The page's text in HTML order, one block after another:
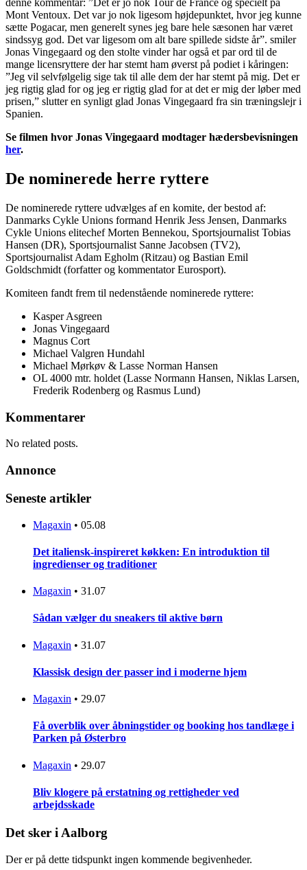
denne kommentar: ”Det er jo nok Tour de France og specielt på
Mont Ventoux. Det var jo nok ligesom højdepunktet, hvor jeg kunne
sætte Pogacar, men generelt synes jeg bare hele sæsonen har været
sindssyg god. Det var ligesom om alt bare spillede sidste år”. smiler
Jonas Vingegaard og den stolte vinder har også et par ord til de
mange licensryttere der har stemt ham øverst på podiet i kåringen:
”Jeg vil selvfølgelig sige tak til alle dem der har stemt på mig. Det er
jeg rigtig glad for og jeg er rigtig glad for at det er mig der løber med
prisen,” slutter en synligt glad Jonas Vingegaard fra sin træningslejr i
Spanien.
Se filmen hvor Jonas Vingegaard modtager hædersbevisningen
her.
De nominerede herre ryttere
De nominerede ryttere udvælges af en komite, der bestod af:
Danmarks Cykle Unions formand Henrik Jess Jensen, Danmarks
Cykle Unions elitechef Morten Bennekou, Sportsjournalist Tobias
Hansen (DR), Sportsjournalist Sanne Jacobsen (TV2),
Sportsjournalist Adam Egholm (Ritzau) og Bastian Emil
Goldschmidt (forfatter og kommentator Eurosport).
Komiteen fandt frem til nedenstående nominerede ryttere:
Kasper Asgreen
Jonas Vingegaard
Magnus Cort
Michael Valgren Hundahl
Michael Mørkøv & Lasse Norman Hansen
OL 4000 mtr. holdet (Lasse Normann Hansen, Niklas Larsen,
Frederik Rodenberg og Rasmus Lund)
Kommentarer
No related posts.
Annonce
Seneste artikler
Magaxin • 05.08
Det italiensk-inspireret køkken: En introduktion til
ingredienser og traditioner
Magaxin • 31.07
Sådan vælger du sneakers til aktive børn
Magaxin • 31.07
Klassisk design der passer ind i moderne hjem
Magaxin • 29.07
Få overblik over åbningstider og booking hos tandlæge i
Parken på Østerbro
Magaxin • 29.07
Bliv klogere på erstatning og rettigheder ved
arbejdsskade
Det sker i Aalborg
Der er på dette tidspunkt ingen kommende begivenheder.